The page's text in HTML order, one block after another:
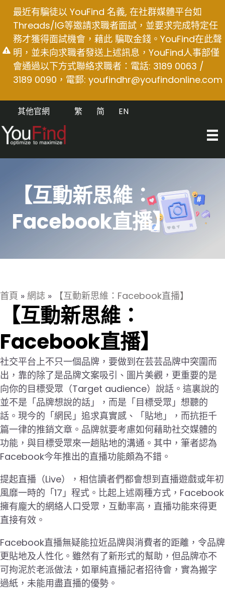
content
最近有騙徒以 YouFind 名義, 在社群媒體平台如
Threads/IG等邀請求職者面試，並要求完成特定任
務才獲得面試機會，藉此 騙取金錢。YouFind在此聲
明，並未向求職者發送上述訊息，YouFind人事部僅
會通過以下方式聯絡求職者：電話: 3189 0063 /
3189 0090，電郵: youfindhr@youfindonline.com
其他官網 EN
简
繁
【互動新思維：
Facebook直播】
首頁 » 網誌 » 【互動新思維：Facebook直播】
【互動新思維：
Facebook直播】
社交平台上不只一個品牌，要做到在芸芸品牌中突圍而
出，靠的除了是品牌文案吸引、圖片美觀，更重要的是
向你的目標受眾（Target audience）說話。這裏說的
並不是「品牌想說的話」，而是「目標受眾」想聽的
話。現今的「網民」追求真實感、「貼地」，而抗拒千
篇一律的推銷文章。品牌就要考慮如何藉助社交媒體的
功能，與目標受眾來一趟貼地的溝通。其中，筆者認為
Facebook今年推出的直播功能頗為不錯。
提起直播（Live），相信讀者們都會想到直播遊戲或年初
風靡一時的「17」程式。比起上述兩種方式，Facebook
擁有龐大的網絡人口受眾，互動率高，直播功能來得更
直接有效。
Facebook直播無疑能拉近品牌與消費者的距離，令品牌
更貼地及人性化。雖然有了新形式的幫助，但品牌亦不
可拘泥於老派做法，如單純直播記者招待會，實為搬字
過紙，未能用盡直播的優勢。